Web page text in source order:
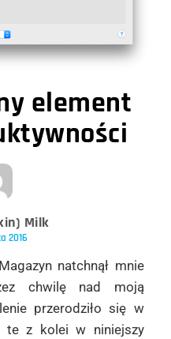
element
Milk
2016
natchnął mnie
chwilę nad moją
przerodziło się w
te z kolei w niniejszy